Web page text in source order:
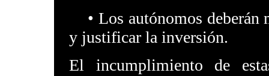
• Los autónomos deberán
y justificar la inversión.
El incumplimiento de